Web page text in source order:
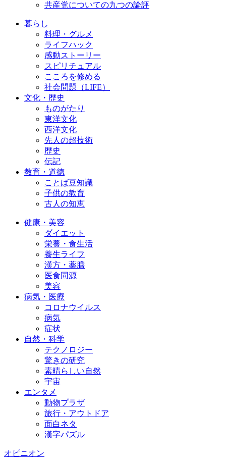
共産党についての九つの論評
暮らし
料理・グルメ
ライフハック
感動ストーリー
スピリチュアル
こころを修める
社会問題（LIFE）
文化・歴史
ものがたり
東洋文化
西洋文化
先人の超技術
歴史
伝記
教育・道徳
ことば豆知識
子供の教育
古人の知恵
健康・美容
ダイエット
栄養・食生活
養生ライフ
漢方・薬膳
医食同源
美容
病気・医療
コロナウイルス
病気
症状
自然・科学
テクノロジー
驚きの研究
素晴らしい自然
宇宙
エンタメ
動物プラザ
旅行・アウトドア
面白ネタ
漢字パズル
オピニオン